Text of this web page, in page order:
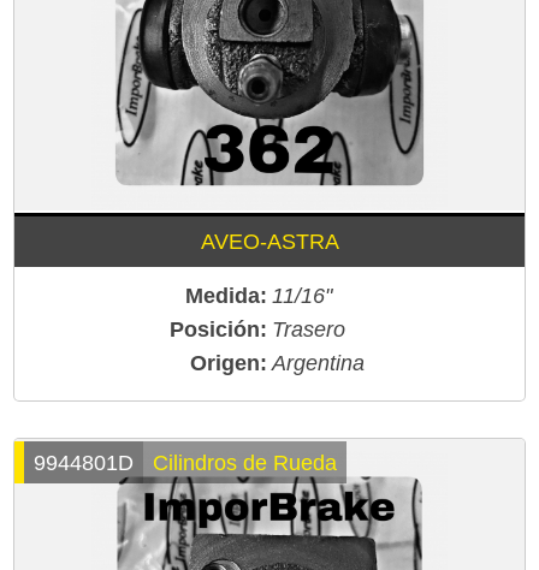
AVEO-ASTRA
Medida: 11/16"
Posición: Trasero
Origen: Argentina
9944801D Cilindros de Rueda